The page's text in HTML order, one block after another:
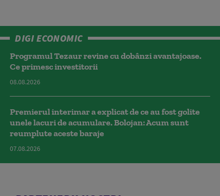
DIGI ECONOMIC
Programul Tezaur revine cu dobânzi avantajoase.
Ce primesc investitorii
08.08.2026
Premierul interimar a explicat de ce au fost golite
unele lacuri de acumulare. Bolojan: Acum sunt
reumplute aceste baraje
07.08.2026